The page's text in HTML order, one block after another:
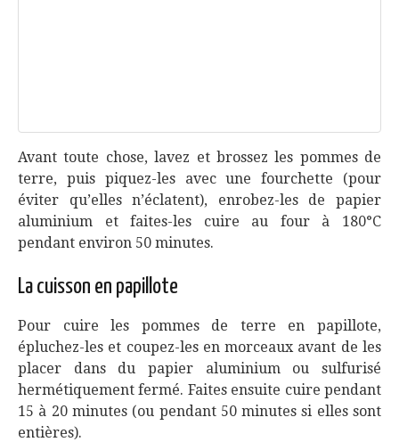
Avant toute chose, lavez et brossez les pommes de
terre, puis piquez-les avec une fourchette (pour
éviter qu’elles n’éclatent), enrobez-les de papier
aluminium et faites-les cuire au four à 180°C
pendant environ 50 minutes.
La cuisson en papillote
Pour cuire les pommes de terre en papillote,
épluchez-les et coupez-les en morceaux avant de les
placer dans du papier aluminium ou sulfurisé
hermétiquement fermé. Faites ensuite cuire pendant
15 à 20 minutes (ou pendant 50 minutes si elles sont
entières).